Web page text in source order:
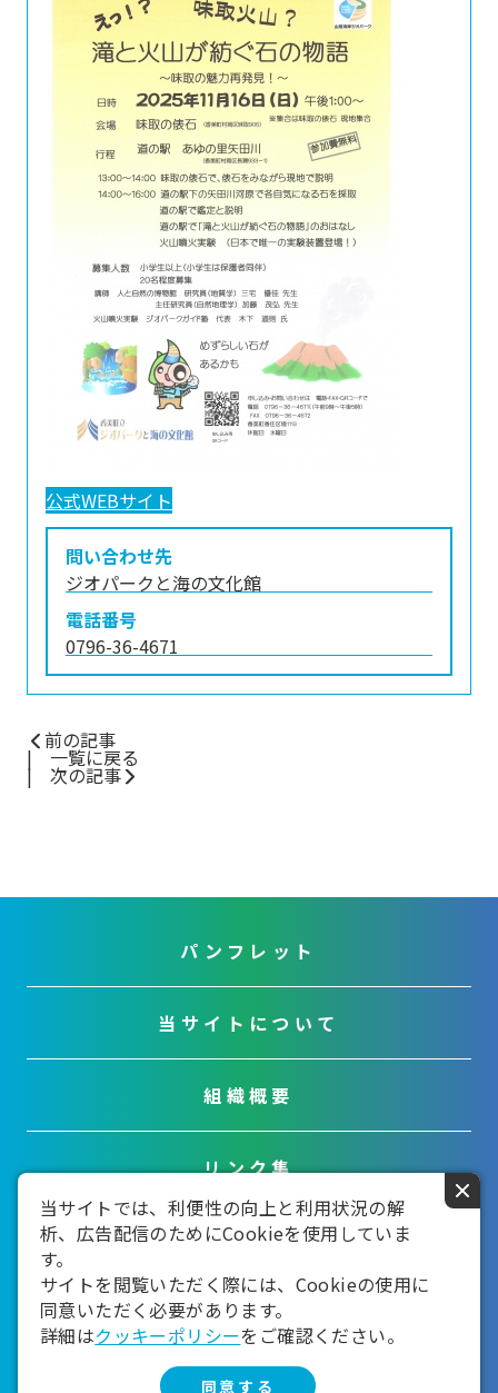
公式WEBサイト
問い合わせ先
ジオパークと海の文化館
電話番号
0796-36-4671
前の記事
一覧に戻る
次の記事
パンフレット
当サイトについて
組織概要
リンク集
お問い合わせ
当サイトでは、利便性の向上と利用状況の解
析、広告配信のためにCookieを使用していま
す。
サイトを閲覧いただく際には、Cookieの使用に
同意いただく必要があります。
詳細はクッキーポリシーをご確認ください。
×
同意する